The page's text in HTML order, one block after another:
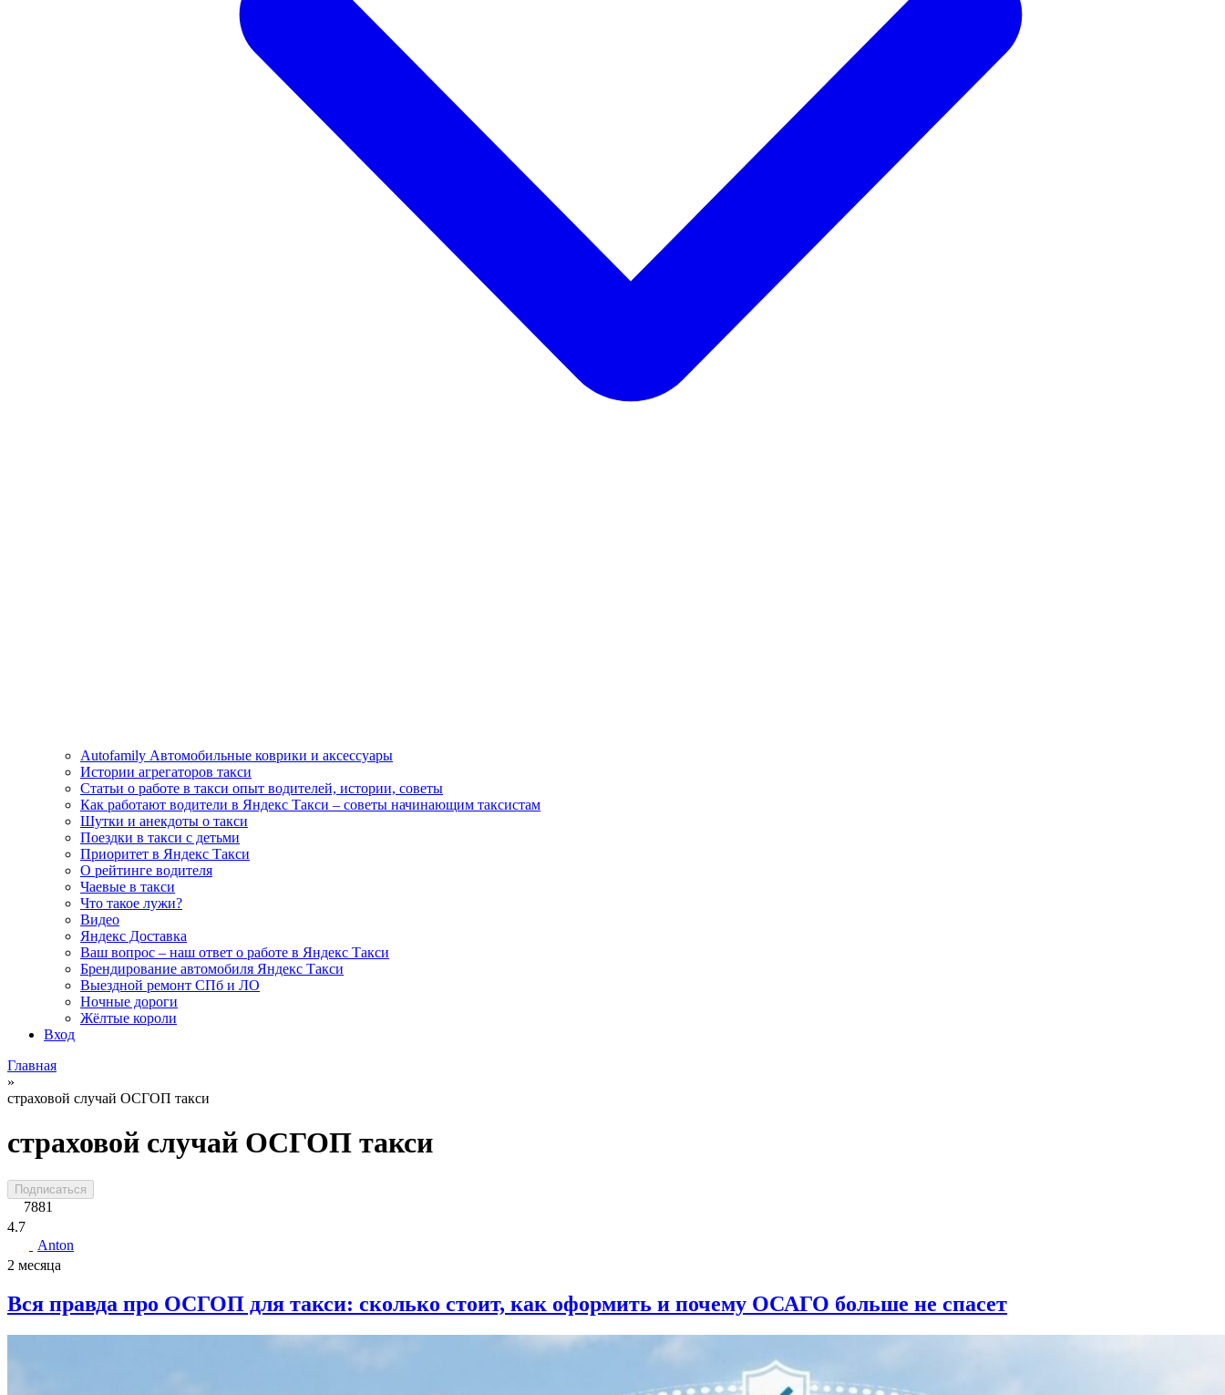
Autofamily Автомобильные коврики и аксессуары
Истории агрегаторов такси
Статьи о работе в такси опыт водителей, истории, советы
Как работают водители в Яндекс Такси – советы начинающим таксистам
Шутки и анекдоты о такси
Поездки в такси с детьми
Приоритет в Яндекс Такси
О рейтинге водителя
Чаевые в такси
Что такое лужи?
Видео
Яндекс Доставка
Ваш вопрос – наш ответ о работе в Яндекс Такси
Брендирование автомобиля Яндекс Такси
Выездной ремонт СПб и ЛО
Ночные дороги
Жёлтые короли
Вход
Главная
»
страховой случай ОСГОП такси
страховой случай ОСГОП такси
Подписаться
7881
4.7
Anton
2 месяца
Вся правда про ОСГОП для такси: сколько стоит, как оформить и почему ОСАГО больше не спасет